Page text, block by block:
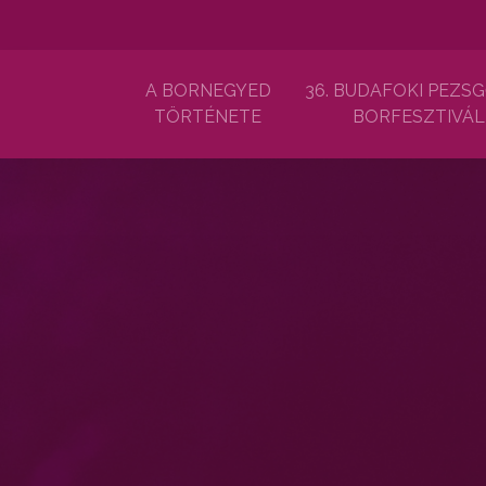
A BORNEGYED
TÖRTÉNETE
36. BUDAFOKI
BORFESZTIVÁL